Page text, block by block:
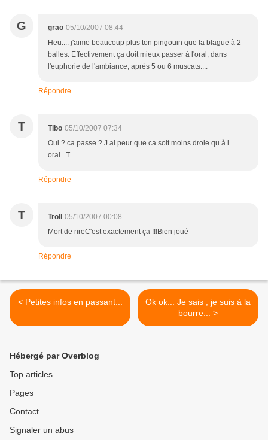
G grao 05/10/2007 08:44
Heu.... j'aime beaucoup plus ton pingouin que la blague à 2
balles. Effectivement ça doit mieux passer à l'oral, dans
l'euphorie de l'ambiance, après 5 ou 6 muscats....
Répondre
T Tibo 05/10/2007 07:34
Oui ? ca passe ? J ai peur que ca soit moins drole qu à l
oral...T.
Répondre
T Troll
05/10/2007 00:08
Mort de rireC'est exactement ça !!!Bien joué
Répondre
< Petites infos en passant...
Ok ok... Je sais , je suis à la
bourre... >
Hébergé par Overblog
Top articles
Pages
Contact
Signaler un abus